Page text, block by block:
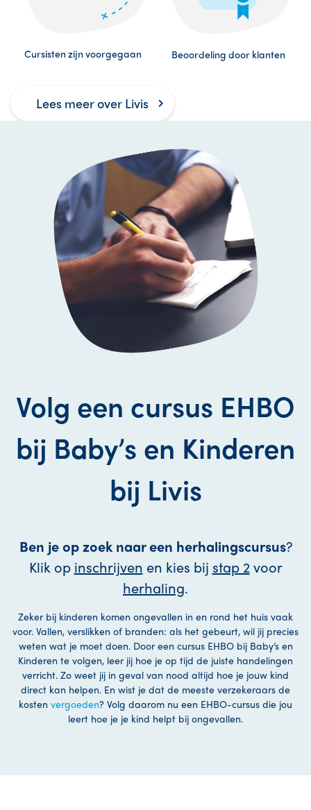
Cursisten zijn voorgegaan Beoordeling door klanten
Lees meer over Livis
Volg een cursus EHBO
bij Baby’s en Kinderen
bij Livis
Ben je op zoek naar een herhalingscursus?
Klik op inschrijven en kies bij stap 2voor
herhaling.
Zeker bij kinderen komen ongevallen in en rond het huis vaak
voor. Vallen, verslikken of branden: als het gebeurt, wil jij precies
weten wat je moet doen. Door een cursus EHBO bij Baby’s en
Kinderen te volgen, leer jij hoe je op tijd de juiste handelingen
verricht. Zo weet jij in geval van nood altijd hoe je jouw kind
direct kan helpen. En wist je dat de meeste verzekeraars de
kosten vergoeden? Volg daarom nu een EHBO-cursus die jou
leert hoe je je kind helpt bij ongevallen.